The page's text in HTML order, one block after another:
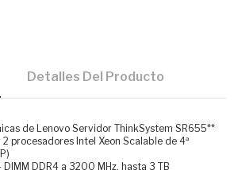
Detalles Del Producto
de Lenovo Servidor ThinkSystem SR655**
procesadores Intel Xeon Scalable de 4ª
DDR4 a 3200 MHz, hasta 3 TB